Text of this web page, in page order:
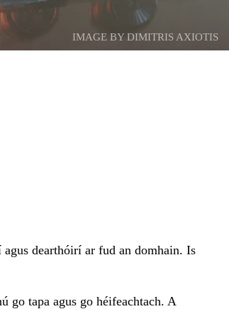
IMAGE BY DIMITRIS AXIOTIS
dearthóirí ar fud an domhain. Is
go tapa agus go héifeachtach. A